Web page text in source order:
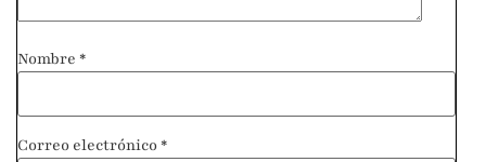
Nombre *
Correo electrónico *